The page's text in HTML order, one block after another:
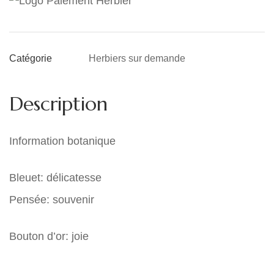
Catégorie Herbiers sur demande
Description
Information botanique
Bleuet: délicatesse
Pensée: souvenir
Bouton d’or: joie